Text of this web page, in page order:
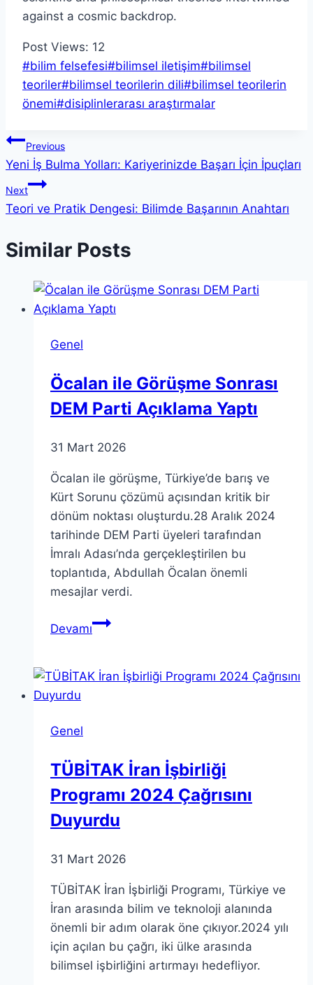
Post Views: 12
Post
Tags:
#bilim felsefesi#bilimsel iletişim#bilimsel
teoriler#bilimsel teorilerin dili#bilimsel teorilerin
önemi#disiplinlerarası araştırmalar
Yazı
gezinmesi
Previous
Yeni İş Bulma Yolları: Kariyerinizde Başarı İçin İpuçları
Next
Teori ve Pratik Dengesi: Bilimde Başarının Anahtarı
Similar Posts
Genel
Öcalan ile Görüşme Sonrası
DEM Parti Açıklama Yaptı
31 Mart 2026
Öcalan ile görüşme, Türkiye’de barış ve
Kürt Sorunu çözümü açısından kritik bir
dönüm noktası oluşturdu.28 Aralık 2024
tarihinde DEM Parti üyeleri tarafından
İmralı Adası’nda gerçekleştirilen bu
toplantıda, Abdullah Öcalan önemli
mesajlar verdi.
DevamıÖcalan
Sonrası
Genel
TÜBİTAK İran İşbirliği
Programı 2024 Çağrısını
Duyurdu
31 Mart 2026
TÜBİTAK İran İşbirliği Programı, Türkiye ve
İran arasında bilim ve teknoloji alanında
önemli bir adım olarak öne çıkıyor.2024 yılı
için açılan bu çağrı, iki ülke arasında
bilimsel işbirliğini artırmayı hedefliyor.